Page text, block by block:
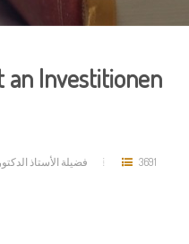
Investitionen
فضيلة الأستاذ 3691